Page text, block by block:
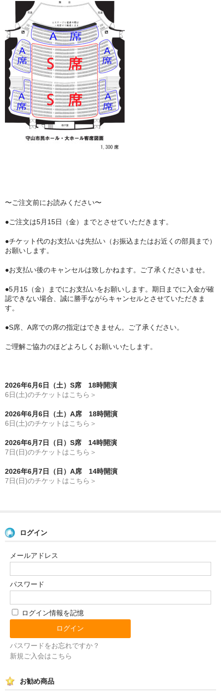
〜ご注文前にお読みください〜
●ご注文は5月15日（金）までとさせていただきます。
●チケット代のお支払いは先払い（お振込またはお近くの部員まで）
お願いします。
●お支払い後のキャンセルは致しかねます。ご了承くださいませ。
●5月15（金）までにお支払いをお願いします。期日までに入金が確
認できない場合、誠に勝手ながらキャンセルとさせていただきま
す。
●S席、A席での席の指定はできません。ご了承ください。
ご理解ご協力のほどよろしくお願いいたします。
2026年6月6日（土）S席 18時開演
6日(土)のチケットはこちら＞
2026年6月6日（土）A席 18時開演
6日(土)のチケットはこちら＞
2026年6月7日（日）S席 14時開演
7日(日)のチケットはこちら＞
2026年6月7日（日）A席 14時開演
7日(日)のチケットはこちら＞
ログイン
メールアドレス
パスワード
ログイン情報を記憶
パスワードをお忘れですか？
新規ご入会はこちら
お勧め商品